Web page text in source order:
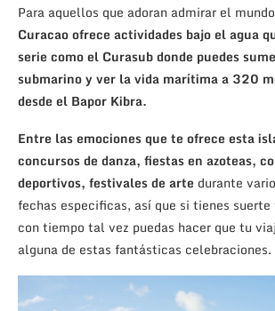
Para aquellos que adoran admirar el
Curacao ofrece actividades bajo el agua
serie como el Curasub donde puedes
submarino y ver la vida marítima a 320
desde el Bapor Kibra.
Entre las emociones que te ofrece esta
concursos de danza, fiestas en azoteas,
deportivos, festivales de arte durante
fechas especificas, así que si tienes suerte
con tiempo tal vez puedas hacer que tu
alguna de estas fantásticas celebraciones.